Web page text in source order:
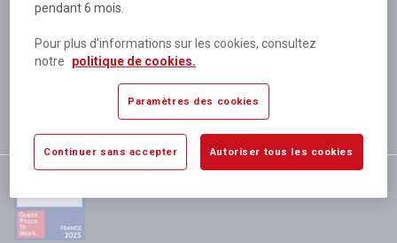
Plus de 80 000 références
disponibles
Expédition le jour même
si validation avant 12h
satisfaction totale
pendant 6 mois.
Pour plus d’informations sur les cookies, consultez
notre
politique de cookies.
Paramètres des cookies
Continuer sans accepter Autoriser tous les cookies